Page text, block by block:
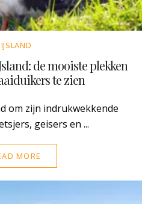
IJSLAND
de mooiste plekken
te zien
om zijn indrukwekkende
geisers en ...
MORE